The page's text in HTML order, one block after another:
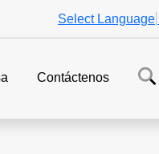
Select Language
Contáctenos